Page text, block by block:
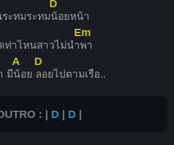
ะทมระทม
D
น้อยหน้า
ท่าไหนสาวไม่นำ
Em
พา
มี
A
น้อย
D
ลอยไปตามเรือ..
: | D | D |